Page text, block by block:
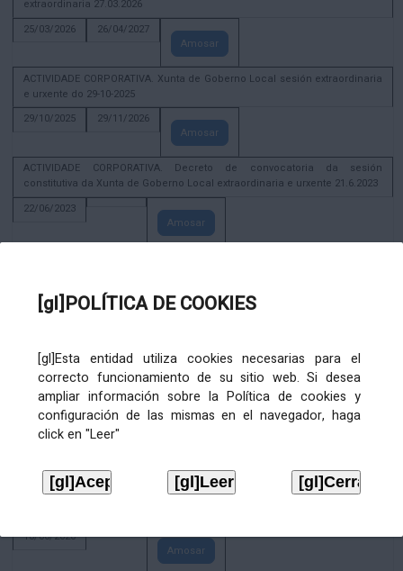
[gl]POLÍTICA DE COOKIES
[gl]Esta entidad utiliza cookies necesarias para el
correcto funcionamiento de su sitio web. Si desea
ampliar información sobre la Política de cookies y
configuración de las mismas en el navegador, haga
click en "Leer"
extraordinaria 27.03.2026
25/03/2026
26/04/2027
Amosar
ACTIVIDADE CORPORATIVA. Xunta de Goberno Local sesión extraordinaria
e urxente do 29-10-2025
29/10/2025
29/11/2026
Amosar
ACTIVIDADE CORPORATIVA. Decreto de convocatoria da sesión
constitutiva da Xunta de Goberno Local extraordinaria e urxente 21.6.2023
22/06/2023
Amosar
Amosar
28/12/2020
Amosar
ACTIVIDADE CORPORATIVA. Extracto do Pleno ordinario de data 2.7.2020
ACTIVIDADE CORPORATIVA. Extracto da Xunta de Goberno Local de 17 de
18/06/2020
Amosar